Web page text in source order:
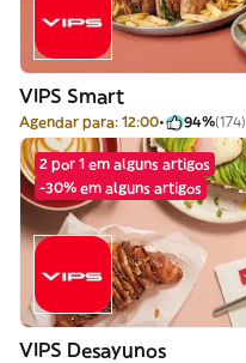
VIPS Smart
Agendar para: 12:00 94%(174)
2 por 1 em alguns artigos
-30% em alguns artigos
VIPS Desayunos